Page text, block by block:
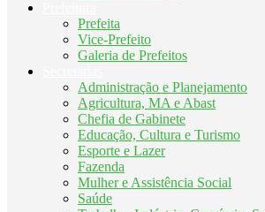
Prefeita
Vice-Prefeito
Galeria de Prefeitos
Administração e Planejamento
Agricultura, MA e Abast
Chefia de Gabinete
Educação, Cultura e Turismo
Esporte e Lazer
Fazenda
Mulher e Assistência Social
Saúde